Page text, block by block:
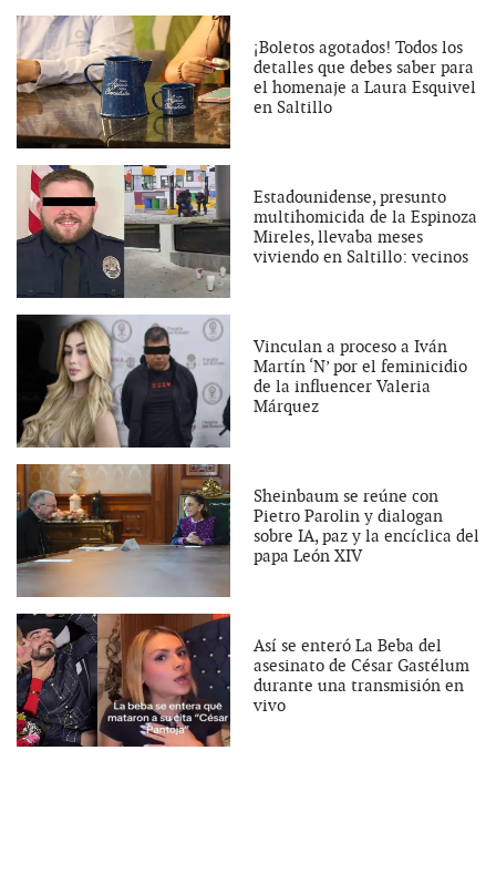
¡Boletos agotados! Todos los
detalles que debes saber para
el homenaje a Laura Esquivel
en Saltillo
Estadounidense, presunto
multihomicida de la Espinoza
Mireles, llevaba meses
viviendo en Saltillo: vecinos
Vinculan a proceso a Iván
Martín ‘N’ por el feminicidio
de la influencer Valeria
Márquez
Sheinbaum se reúne con
Pietro Parolin y dialogan
sobre IA, paz y la encíclica del
papa León XIV
Así se enteró La Beba del
asesinato de César Gastélum
durante una transmisión en
vivo